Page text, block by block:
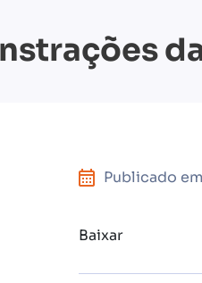
Publicado em
Baixar